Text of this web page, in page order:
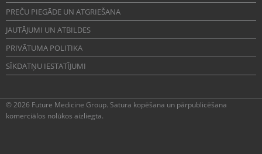
PREČU PIEGĀDE UN ATGRIEŠANA
JAUTĀJUMI UN ATBILDES
PRIVĀTUMA POLITIKA
SĪKDATŅU IESTATĪJUMI
© 2026 Future Medicine Group. Satura kopēšana un pārpublicēšana
komerciālos nolūkos aizliegta.